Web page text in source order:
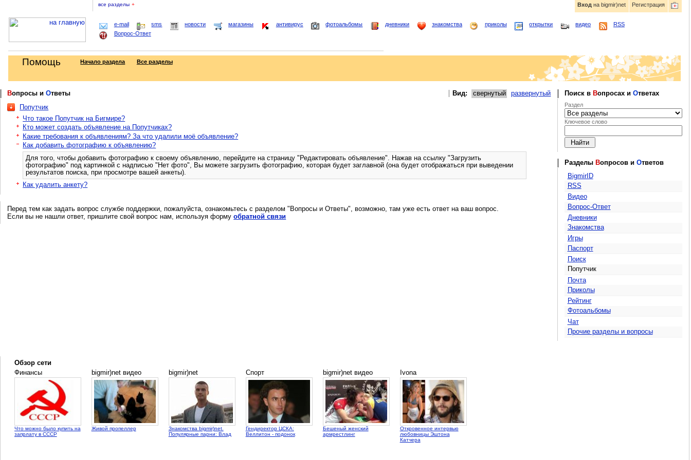
все разделы + Регистрация
Вход на bigmir)net
e-mail sms новости магазины антивирус фотоальбомы дневники знакомства приколы открытки видео
RSS
Вопрос-Ответ
Помощь Начало раздела Все разделы
Вопросы иОтветы Вид: свернутый развернутый
Попутчик
Что такое Попутчик на Бигмире?
Кто может создать объявление на Попутчиках?
Какие требования к объявлениям? За что удалили моё объявление?
Как добавить фотографию к объявлению?
Для того, чтобы добавить фотографию к своему объявлению, перейдите на страницу "Редактировать объявление". Нажав на ссылку "Загрузить
фотографию" под картинкой с надписью "Нет фото", Вы можете загрузить фотографию, которая будет заглавной (она будет отображаться при выведении
результатов поиска, при просмотре вашей анкеты).
Как удалить анкету?
Перед тем как задать вопрос службе поддержки, пожалуйста, ознакомьтесь с разделом "Вопросы и Ответы", возможно, там уже есть ответ на ваш вопрос.
Если вы не нашли ответ, пришлите свой вопрос нам, используя формуобратной связи
Поиск в Вопросах иОтветах
Раздел
Ключевое слово
Разделы Вопросов иОтветов
BigmirID
RSS
Видео
Вопрос-Ответ
Дневники
Знакомства
Игры
Паспорт
Поиск
Попутчик
Почта
Приколы
Рейтинг
Фотоальбомы
Чат
Прочие разделы и вопросы
Обзор сети
Финансы
Что можно было купить на
запрлату в СССР
bigmir)net видео
Живой пропеллер
bigmir)net
Знакомства bigmir)net.
Популярные парни: Влад
Спорт
Гендиректор ЦСКА:
Веллитон - подонок
bigmir)net видео
Бешеный женский
армрестлинг
Ivona
Откровенное интервью
любовницы Эштона
Катчера